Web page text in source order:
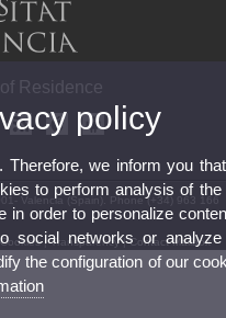
Residence
Valencia (Spain). Phone (+34) 963 166
Cookies|Transparency|Contact Mailbox
policy
we inform you
to perform analysis of the
in order to personalize
social networks or
the configuration of our